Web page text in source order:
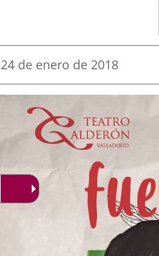
Fecha
la
noticia
24 de enero de 2018